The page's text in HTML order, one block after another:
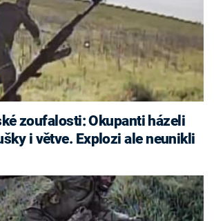
i větve. Explozi ale neunikli